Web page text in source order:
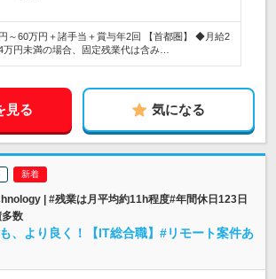
～60万円＋諸手当＋賞与年2回 【首都圏】 ◆月給2
万円未満の場合、固定残業代は含み…
見る 気になる
| #残業は月平均約11h程度#年間休日123日
数
、より良く！【IT総合職】#リモート案件あ